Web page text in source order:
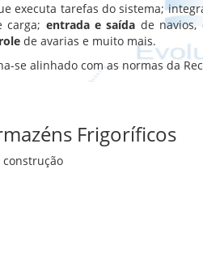
executa tarefas do sistema;
carga; entrada e saída de navios,
de avarias e muito mais.
se alinhado com as normas da
Frigoríficos
construção